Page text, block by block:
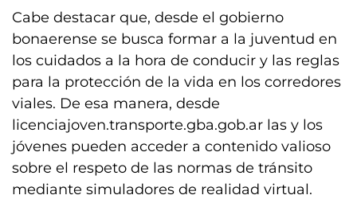
Cabe destacar que, desde el gobierno
bonaerense se busca formar a la juventud en
los cuidados a la hora de conducir y las reglas
para la protección de la vida en los corredores
viales. De esa manera, desde
licenciajoven.transporte.gba.gob.ar las y los
jóvenes pueden acceder a contenido valioso
sobre el respeto de las normas de tránsito
mediante simuladores de realidad virtual.